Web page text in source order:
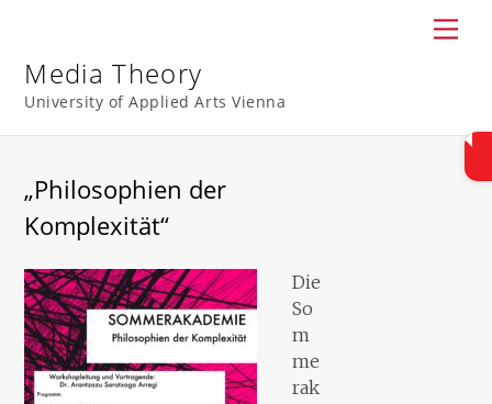
content
Media Theory
University of Applied Arts Vienna
„Philosophien der
Komplexität“
Die
So
m
me
rak